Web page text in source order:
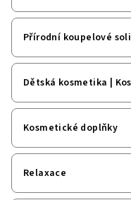
Přírodní koupelové soli
Dětská kosmetika |
Kosmetické doplňky
Relaxace